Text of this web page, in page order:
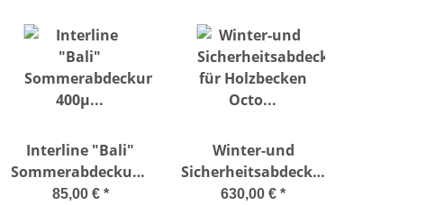
Interline "Bali"
Sommerabdeckung
400µ Ø 4,40 m
85,00 € *
Winter-und
Sicherheitsabdeckung
für Holzbecken
630,00 € *